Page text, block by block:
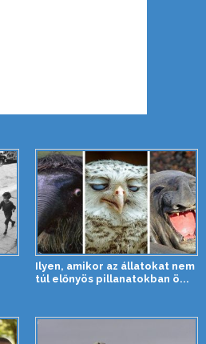
Ilyen, amikor az állatokat nem
túl előnyös pillanatokban ö...